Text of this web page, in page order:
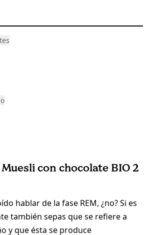
con chocolate BIO 2
hablar de la fase REM, ¿no? Si es
también sepas que se refiere a
y que ésta se produce